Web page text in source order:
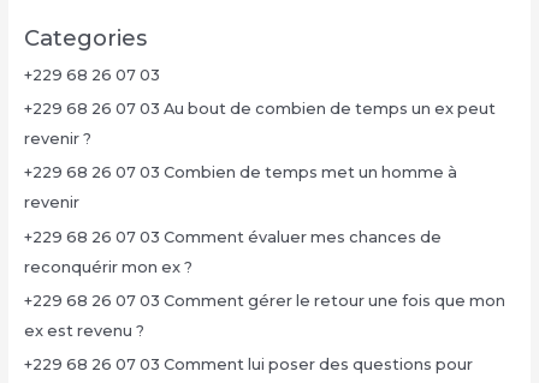
Categories
+229 68 26 07 03
+229 68 26 07 03 Au bout de combien de temps un ex peut
revenir ?
+229 68 26 07 03 Combien de temps met un homme à
revenir
+229 68 26 07 03 Comment évaluer mes chances de
reconquérir mon ex ?
+229 68 26 07 03 Comment gérer le retour une fois que mon
ex est revenu ?
+229 68 26 07 03 Comment lui poser des questions pour